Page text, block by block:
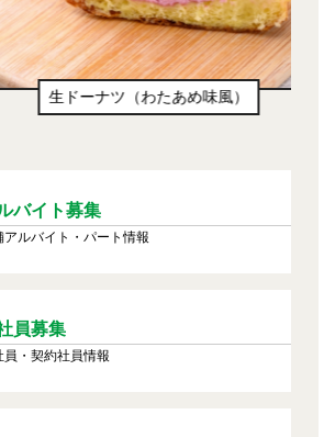
ーナツ（わたあめ味風）
バイト募集
アルバイト・パート情報
員募集
員・契約社員情報